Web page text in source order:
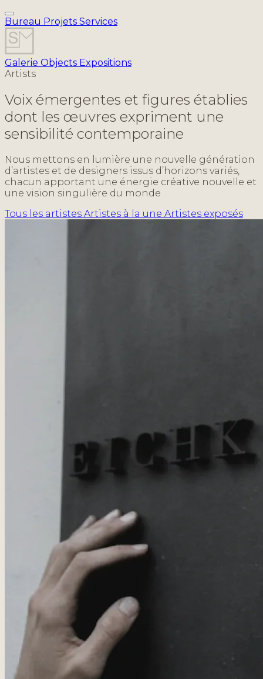
Bureau Projets Services
Galerie Objects Expositions
Artists
Voix émergentes et figures établies
dont les œuvres expriment une
sensibilité contemporaine
Nous mettons en lumière une nouvelle génération
d’artistes et de designers issus d’horizons variés,
chacun apportant une énergie créative nouvelle et
une vision singulière du monde
Tous les artistes Artistes à la une Artistes exposés